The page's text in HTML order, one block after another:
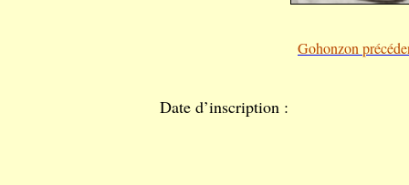
Gohonzon
Date d’inscription :